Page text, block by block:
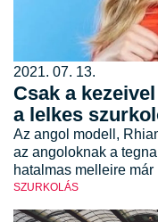
2021. 07. 13.
Csak a
a lelkes
Az angol modell,
az angoloknak a
hatalmas melleire már
SZURKOLÁS